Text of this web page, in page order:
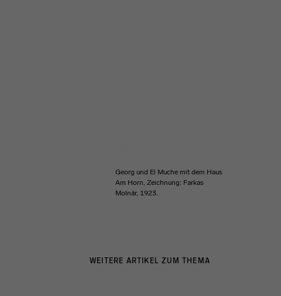
Georg und El Muche mit dem Haus
Am Horn, Zeichnung: Farkas
Molnár, 1923.
WEITERE ARTIKEL ZUM THEMA